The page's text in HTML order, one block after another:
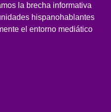
la brecha informativa
hispanohablantes
el entorno mediático